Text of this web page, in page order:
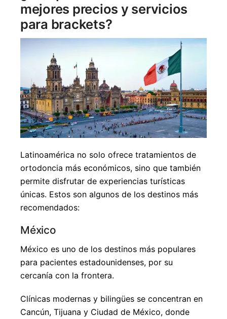
mejores precios y servicios
para brackets?
Latinoamérica no solo ofrece tratamientos de
ortodoncia más económicos, sino que también
permite disfrutar de experiencias turísticas
únicas. Estos son algunos de los destinos más
recomendados:
México
México es uno de los destinos más populares
para pacientes estadounidenses, por su
cercanía con la frontera.
Clínicas modernas y bilingües se concentran en
Cancún, Tijuana y Ciudad de México, donde